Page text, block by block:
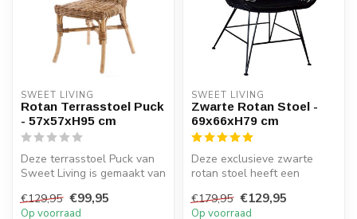
SWEET LIVING
Rotan Terrasstoel Puck
- 57x57xH95 cm
Deze terrasstoel Puck van
Sweet Living is gemaakt van
greywas...
€129,95 €99,95
Op voorraad
SWEET LIVING
Zwarte Rotan Stoel -
69x66xH79 cm
Deze exclusieve zwarte
rotan stoel heeft een
onderzijde. De...
€179,95 €129,95
Op voorraad